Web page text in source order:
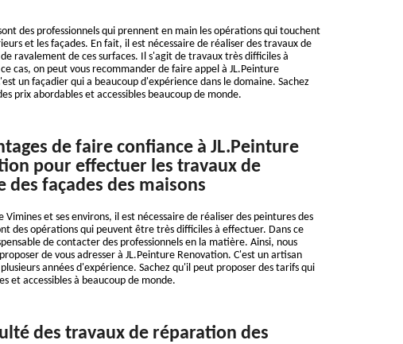
des professionnels qui prennent en main les opérations qui touchent
et les façades. En fait, il est nécessaire de réaliser des travaux de
ravalement de ces surfaces. Il s'agit de travaux très difficiles à
cas, on peut vous recommander de faire appel à JL.Peinture
un façadier qui a beaucoup d'expérience dans le domaine. Sachez
prix abordables et accessibles beaucoup de monde.
de faire confiance à JL.Peinture
pour effectuer les travaux de
des façades des maisons
Vimines et ses environs, il est nécessaire de réaliser des peintures des
des opérations qui peuvent être très difficiles à effectuer. Dans ce
de contacter des professionnels en la matière. Ainsi, nous
de vous adresser à JL.Peinture Renovation. C'est un artisan
années d'expérience. Sachez qu'il peut proposer des tarifs qui
et accessibles à beaucoup de monde.
des travaux de réparation des